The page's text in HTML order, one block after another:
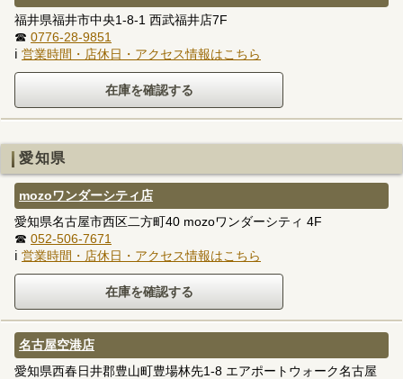
福井県福井市中央1-8-1 西武福井店7F
☎ 0776-28-9851
ℹ 営業時間・店休日・アクセス情報はこちら
愛知県
mozoワンダーシティ店
愛知県名古屋市西区二方町40 mozoワンダーシティ 4F
☎ 052-506-7671
ℹ 営業時間・店休日・アクセス情報はこちら
名古屋空港店
愛知県西春日井郡豊山町豊場林先1-8 エアポートウォーク名古屋